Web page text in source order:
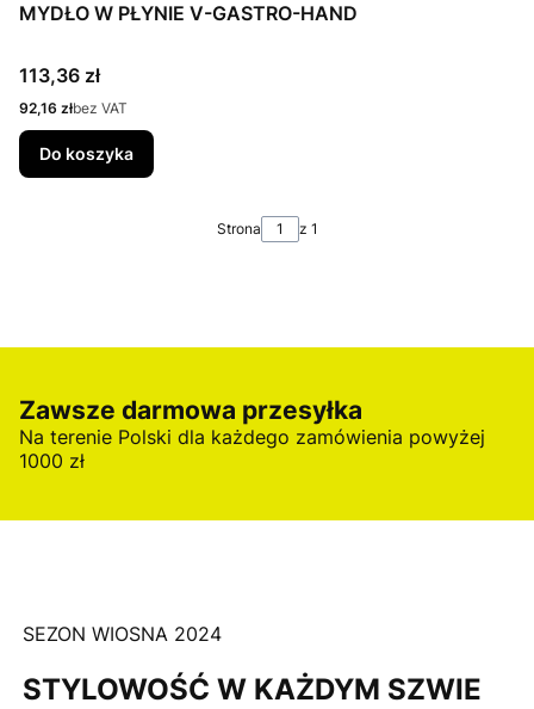
MYDŁO W PŁYNIE V-GASTRO-HAND
Cena
113,36 zł
Cena
92,16 złbez VAT
Do koszyka
Strona z 1
Zawsze darmowa przesyłka
Na terenie Polski dla każdego zamówienia powyżej
1000 zł
SEZON WIOSNA 2024
STYLOWOŚĆ W KAŻDYM SZWIE